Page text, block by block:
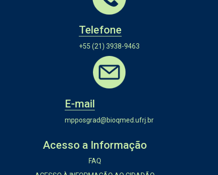
Telefone
+55 (21) 3938-9463
E-mail
mpposgrad@bioqmed.ufrj.br
Acesso a Informação
FAQ